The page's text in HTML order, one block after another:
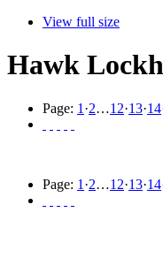
View full size
Hawk
Page: 1 ·2…12·13·14
Page: 1 ·2…12·13·14